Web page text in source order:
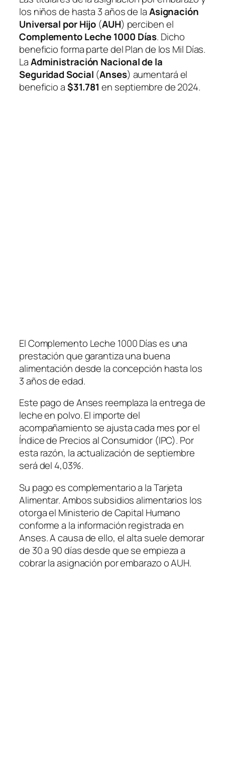
los niños de hasta 3 años de laAsignación
Universal por Hijo (AUH) perciben el
Complemento Leche 1000 Días. Dicho
beneficio forma parte del Plan de los Mil Días.
LaAdministración Nacional de la
Seguridad Social (Anses) aumentará el
beneficio a$31.781 en septiembre de 2024.
El Complemento Leche 1000 Días es una
prestación que garantiza una buena
alimentación desde la concepción hasta los
3 años de edad.
Este pago de Anses reemplaza la entrega de
leche en polvo. El importe del
acompañamiento se ajusta cada mes por el
Índice de Precios al Consumidor (IPC). Por
esta razón, la actualización de septiembre
será del 4,03%.
Su pago es complementario a la Tarjeta
Alimentar. Ambos subsidios alimentarios los
otorga el Ministerio de Capital Humano
conforme a la información registrada en
Anses. A causa de ello, el alta suele demorar
de 30 a 90 días desde que se empieza a
cobrar la asignación por embarazo o AUH.